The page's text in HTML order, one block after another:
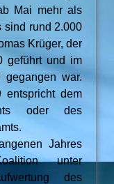
Mai mehr als
sind rund 2.000
Krüger, der
geführt und im
war.
entspricht dem
oder des
Jahres
unter
des